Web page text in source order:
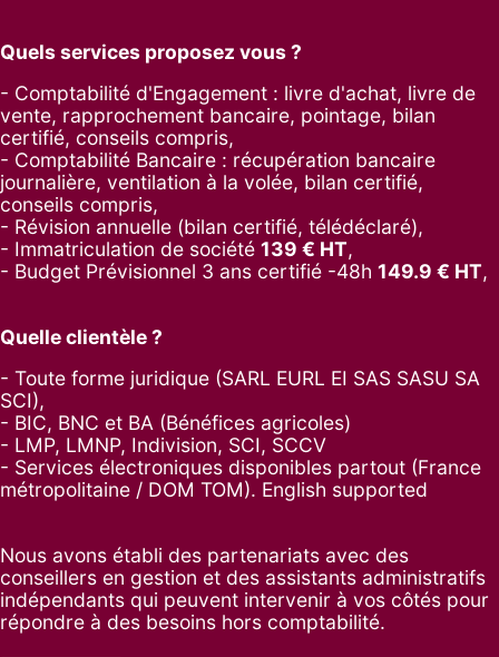
Quels services proposez vous ?
- Comptabilité d'Engagement : livre d'achat, livre de
vente, rapprochement bancaire, pointage, bilan
certifié, conseils compris,
- Comptabilité Bancaire : récupération bancaire
journalière, ventilation à la volée, bilan certifié,
conseils compris,
- Révision annuelle (bilan certifié, télédéclaré),
- Immatriculation de société 139 € HT,
- Budget Prévisionnel 3 ans certifié -48h 149.9 € HT,
Quelle clientèle ?
- Toute forme juridique (SARL EURL EI SAS SASU SA
SCI),
- BIC, BNC et BA (Bénéfices agricoles)
- LMP, LMNP, Indivision, SCI, SCCV
- Services électroniques disponibles partout (France
métropolitaine / DOM TOM). English supported
Nous avons établi des partenariats avec des
conseillers en gestion et des assistants administratifs
indépendants qui peuvent intervenir à vos côtés pour
répondre à des besoins hors comptabilité.